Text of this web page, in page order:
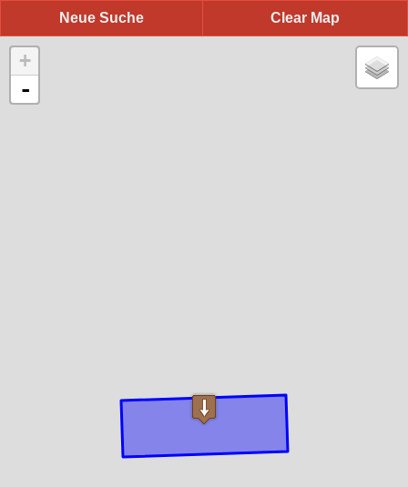
Clear Map
Neue Suche
+
-